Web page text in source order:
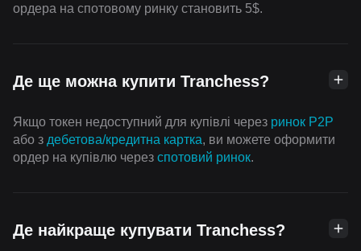
ордера на спотовому ринку становить 5$.
Де ще можна купити Tranchess?
Якщо токен недоступний для купівлі через ринок P2P
або з дебетова/кредитна картка, ви можете оформити
ордер на купівлю через спотовий ринок.
Де найкраще купувати Tranchess?